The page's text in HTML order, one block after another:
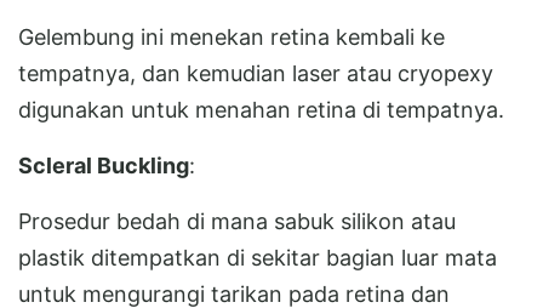
Gelembung ini menekan retina kembali ke
tempatnya, dan kemudian laser atau cryopexy
digunakan untuk menahan retina di tempatnya.
Scleral Buckling:
Prosedur bedah di mana sabuk silikon atau
plastik ditempatkan di sekitar bagian luar mata
untuk mengurangi tarikan pada retina dan